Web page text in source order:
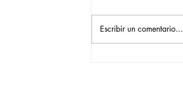
Escribir un comentario...